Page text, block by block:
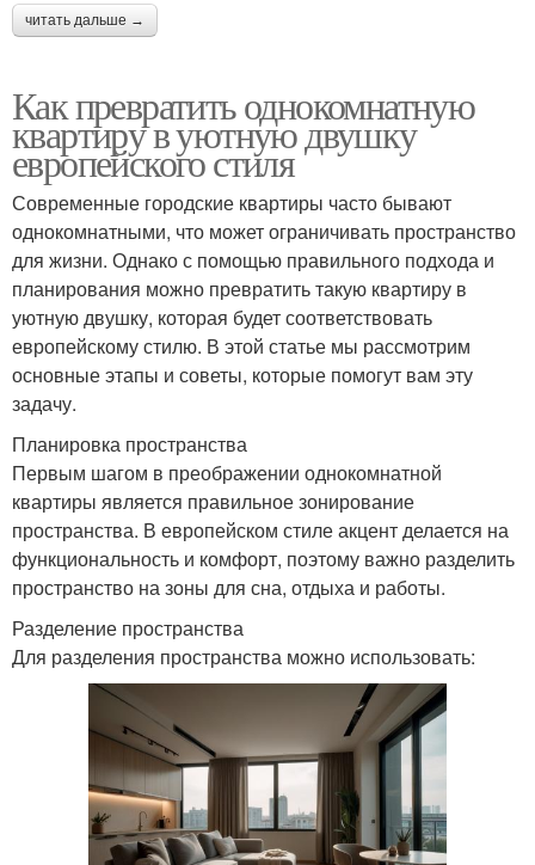
читать дальше →
Как превратить однокомнатную
квартиру в уютную двушку
европейского стиля
Современные городские квартиры часто бывают
однокомнатными, что может ограничивать пространство
для жизни. Однако с помощью правильного подхода и
планирования можно превратить такую квартиру в
уютную двушку, которая будет соответствовать
европейскому стилю. В этой статье мы рассмотрим
основные этапы и советы, которые помогут вам эту
задачу.
Планировка пространства
Первым шагом в преображении однокомнатной
квартиры является правильное зонирование
пространства. В европейском стиле акцент делается на
функциональность и комфорт, поэтому важно разделить
пространство на зоны для сна, отдыха и работы.
Разделение пространства
Для разделения пространства можно использовать: